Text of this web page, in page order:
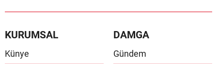
KURUMSAL
Künye
DAMGA
Gündem